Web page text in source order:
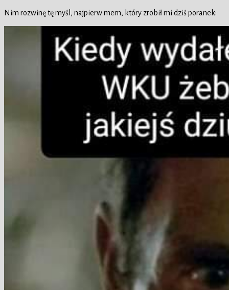
Nim rozwinę tę myśl, najpierw mem, który zrobił mi dziś poranek: